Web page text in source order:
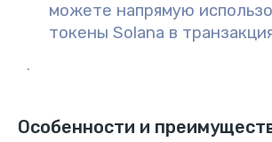
можете напрямую
токены Solana в
.
Особенности и